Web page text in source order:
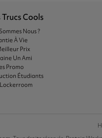
Trucs Cools
Nous ?
À Vie
Prix
Un Ami
Promo
Étudiants